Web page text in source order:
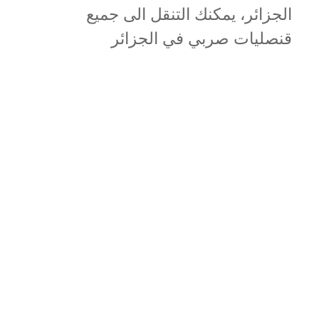
الجزائر، يمكنك التنقل الى جميع
قنصليات صربي في الجزائر